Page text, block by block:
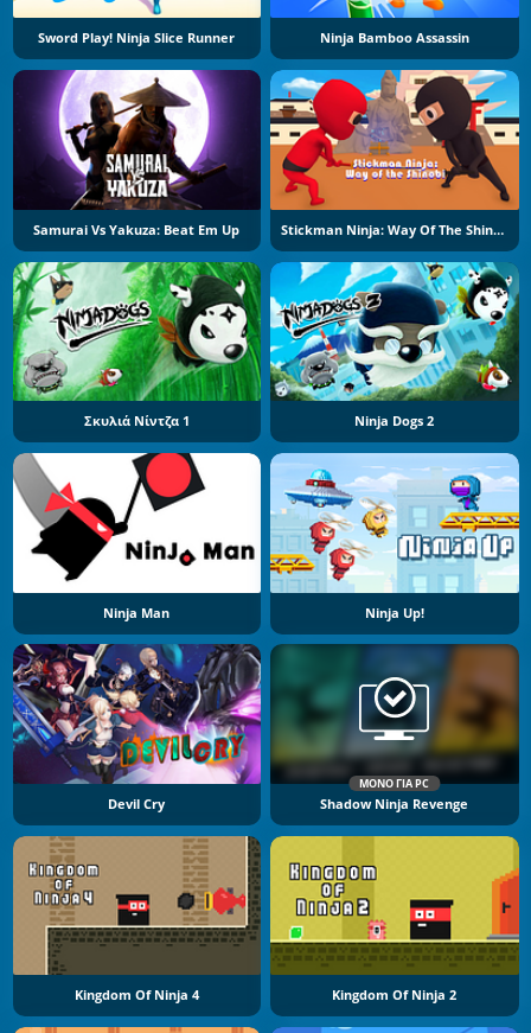
Sword Play! Ninja Slice Runner Ninja Bamboo Assassin
Samurai Vs Yakuza: Beat Em Up Stickman Ninja: Way Of The Shinobi
Σκυλιά Νίντζα 1 Ninja Dogs 2
Ninja Man Ninja Up!
Devil Cry
ΜΌΝΟ ΓΙΑ PC
Shadow Ninja Revenge
Kingdom Of Ninja 4 Kingdom Of Ninja 2